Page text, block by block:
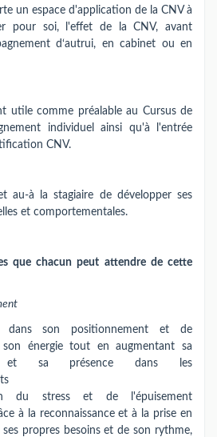
un espace d'application de la CNV à
pour soi, l'effet de la CNV, avant
d‘autrui, en cabinet ou en
utile comme préalable au Cursus de
individuel ainsi qu'à l'entrée
CNV.
au-à la stagiaire de développer ses
et comportementales.
que chacun peut attendre de cette
dans son positionnement et de
son énergie tout en augmentant sa
et sa présence dans les
du stress et de l'épuisement
à la reconnaissance et à la prise en
propres besoins et de son rythme,